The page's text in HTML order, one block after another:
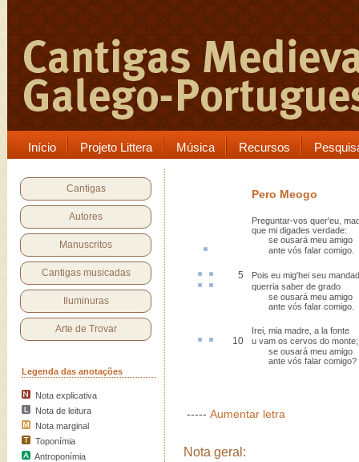
Início Projeto Littera Música Recursos
Cantigas
Autores
Manuscritos
Cantigas musicadas
Iluminuras
Arte de Trovar
Legenda das anotações
Nota explicativa
Nota de leitura
Nota marginal
Toponímia
Antroponímia
Pero Meogo
Preguntar-vos quer'eu,
que mi digades verdade:
se ousará meu amigo
ante vós falar comigo.
5 Pois eu mig'hei seu
querria saber de grado
se ousará meu amigo
ante vós falar comigo.
Irei, mia madre, a la fonte
10 u vam os cervos do monte;
se ousará meu amigo
ante vós falar comigo?
----- Aumentar letra
Nota geral: